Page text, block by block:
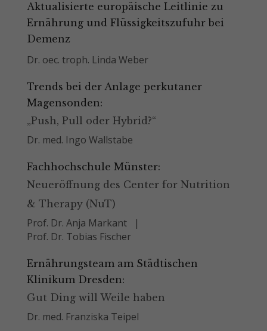
Aktualisierte europäische Leitlinie zu
Ernährung und Flüssigkeitszufuhr bei
Demenz
Dr. oec. troph. Linda Weber
Trends bei der Anlage perkutaner
Magensonden:
„Push, Pull oder Hybrid?“
Dr. med. Ingo Wallstabe
Fachhochschule Münster:
Neueröffnung des Center for Nutrition
& Therapy (NuT)
Prof. Dr. Anja Markant
Prof. Dr. Tobias Fischer
Ernährungsteam am Städtischen
Klinikum Dresden:
Gut Ding will Weile haben
Dr. med. Franziska Teipel